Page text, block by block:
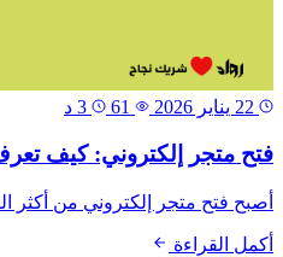
فتح متجر إلكتروني: كيف
أصبح فتح متجر إلكتروني من أكثر
أكمل القراءة